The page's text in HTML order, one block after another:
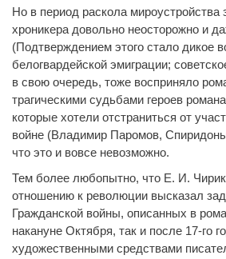
Но в период раскола мироустройства
хроникера довольно неосторожно и
(Подтверждением этого стало дикое
белогвардейской эмиграции;
в свою очередь, тоже восприняло
трагическими судьбами героев
которые хотели отстраниться от
войне (Владимир Паромов,
что это и вовсе невозможно.
Тем более любопытно, что Е. И.
отношению к революции высказал
Гражданской войны, описанных в
накануне Октября, так и после 17-го
художественными средствами